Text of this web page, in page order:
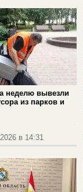
неделю вывезли
из парков и
в 14:31